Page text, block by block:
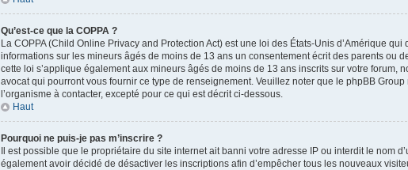
Qu’est-ce que la COPPA ?
La COPPA (Child Online Privacy and Protection Act) est une loi des États-Unis d’Amérique
informations sur les mineurs âgés de moins de 13 ans un consentement écrit des parents ou
cette loi s’applique également aux mineurs âgés de moins de 13 ans inscrits sur votre
avocat qui pourront vous fournir ce type de renseignement. Veuillez noter que le phpBB
l’organisme à contacter, excepté pour ce qui est décrit ci-dessous.
Haut
Pourquoi ne puis-je pas m’inscrire ?
Il est possible que le propriétaire du site internet ait banni votre adresse IP ou interdit le nom
également avoir décidé de désactiver les inscriptions afin d’empêcher tous les nouveaux